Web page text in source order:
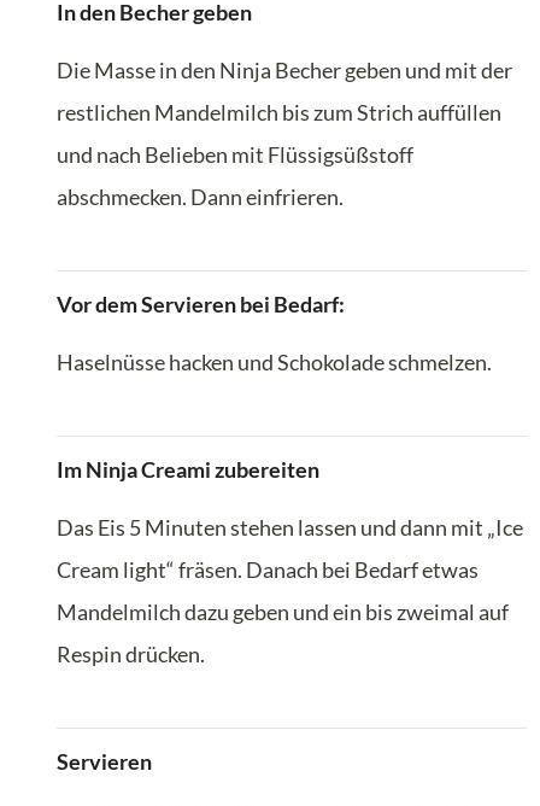
In den Becher geben
Die Masse in den Ninja Becher geben und mit der
restlichen Mandelmilch bis zum Strich auffüllen
und nach Belieben mit Flüssigsüßstoff
abschmecken. Dann einfrieren.
Vor dem Servieren bei Bedarf:
Haselnüsse hacken und Schokolade schmelzen.
Im Ninja Creami zubereiten
Das Eis 5 Minuten stehen lassen und dann mit „Ice
Cream light“ fräsen. Danach bei Bedarf etwas
Mandelmilch dazu geben und ein bis zweimal auf
Respin drücken.
Servieren